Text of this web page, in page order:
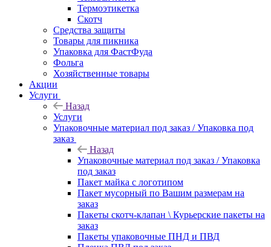
Термоэтикетка
Скотч
Средства защиты
Товары для пикника
Упаковка для ФастФуда
Фольга
Хозяйственные товары
Акции
Услуги
Назад
Услуги
Упаковочные материал под заказ / Упаковка под
заказ
Назад
Упаковочные материал под заказ / Упаковка
под заказ
Пакет майка с логотипом
Пакет мусорный по Вашим размерам на
заказ
Пакеты скотч-клапан \ Курьерские пакеты на
заказ
Пакеты упаковочные ПНД и ПВД